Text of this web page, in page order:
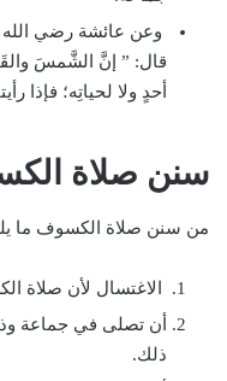
وعن عائشة رضي الله
قال: ” إنَّ الشَّمسَ
أحدٍ ولا لحياتِه؛ فإذا
سنن صلاة
من سنن صلاة الكسوف ما
الاغتسال لأن صلاة
أن تصلى في جماعة
ذلك.